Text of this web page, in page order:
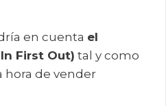
en cuenta el
First Out) tal y como
hora de vender